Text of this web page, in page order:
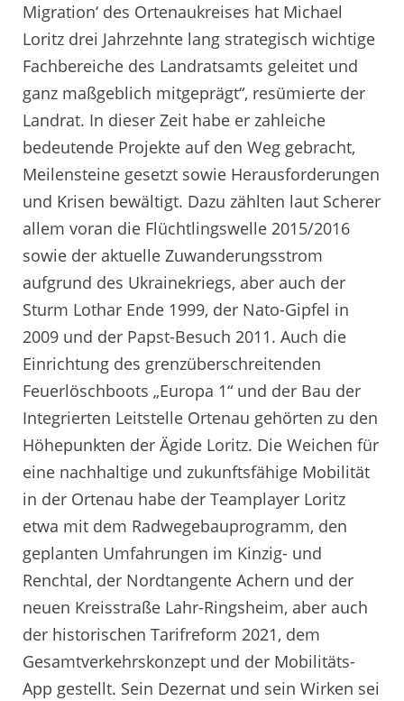
Migration‘ des Ortenaukreises hat Michael
Loritz drei Jahrzehnte lang strategisch wichtige
Fachbereiche des Landratsamts geleitet und
ganz maßgeblich mitgeprägt“, resümierte der
Landrat. In dieser Zeit habe er zahleiche
bedeutende Projekte auf den Weg gebracht,
Meilensteine gesetzt sowie Herausforderungen
und Krisen bewältigt. Dazu zählten laut Scherer
allem voran die Flüchtlingswelle 2015/2016
sowie der aktuelle Zuwanderungsstrom
aufgrund des Ukrainekriegs, aber auch der
Sturm Lothar Ende 1999, der Nato-Gipfel in
2009 und der Papst-Besuch 2011. Auch die
Einrichtung des grenzüberschreitenden
Feuerlöschboots „Europa 1“ und der Bau der
Integrierten Leitstelle Ortenau gehörten zu den
Höhepunkten der Ägide Loritz. Die Weichen für
eine nachhaltige und zukunftsfähige Mobilität
in der Ortenau habe der Teamplayer Loritz
etwa mit dem Radwegebauprogramm, den
geplanten Umfahrungen im Kinzig- und
Renchtal, der Nordtangente Achern und der
neuen Kreisstraße Lahr-Ringsheim, aber auch
der historischen Tarifreform 2021, dem
Gesamtverkehrskonzept und der Mobilitäts-
App gestellt. Sein Dezernat und sein Wirken sei